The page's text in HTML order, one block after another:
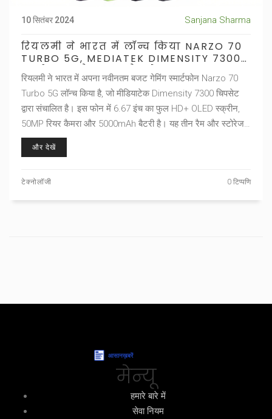
10 सितंबर 2024 Sanjana Sharma
रियलमी ने भारत में लॉन्च किया NARZO 70
TURBO 5G, MEDIATEK DIMENSITY 7300
ऊर्जा SOC और 12GB रैम के साथ
रियलमी ने भारत में अपना नवीनतम बजट गेमिंग स्मार्टफोन Narzo 70
Turbo 5G लॉन्च किया है, जो मीडियाटेक Dimensity 7300 चिपसेट
द्वारा संचालित है। इस फोन में 6.67 इंच का फुल HD+ OLED स्क्रीन,
50MP रियर कैमरा और 5000mAh बैटरी है। यह तीन रैम और स्टोरेज
वेरियंट्स में उपलब्ध है और इसकी शुरुआती कीमत 14,999 रुपये है।
और देखें
टेक्नोलॉजी 0 टिप्पणि
मेन्यू
हमारे बारे में
सेवा नियम